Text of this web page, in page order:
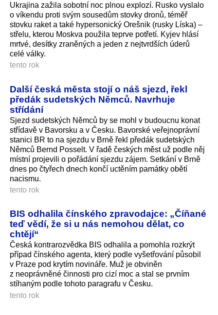
Ukrajina zažila sobotní noc plnou explozí. Rusko vyslalo
o víkendu proti svým sousedům stovky dronů, téměř
stovku raket a také hypersonický Orešnik (rusky Líska) –
střelu, kterou Moskva použila teprve potřetí. Kyjev hlásí
mrtvé, desítky zraněných a jeden z nejtvrdších úderů
celé války.
tento rok
Další česká města stojí o náš sjezd, řekl
předák sudetských Němců. Navrhuje
střídání
Sjezd sudetských Němců by se mohl v budoucnu konat
střídavě v Bavorsku a v Česku. Bavorské veřejnoprávní
stanici BR to na sjezdu v Brně řekl předák sudetských
Němců Bernd Posselt. V řadě českých měst už podle něj
místní projevili o pořádání sjezdu zájem. Setkání v Brně
dnes po čtyřech dnech končí uctěním památky obětí
nacismu.
tento rok
BIS odhalila čínského zpravodajce: „Číňané
teď vědí, že si u nás nemohou dělat, co
chtějí“
Česká kontrarozvědka BIS odhalila a pomohla rozkrýt
případ čínského agenta, který podle vyšetřování působil
v Praze pod krytím novináře. Muž je obviněn
z neoprávněné činnosti pro cizí moc a stal se prvním
stíhaným podle tohoto paragrafu v Česku.
tento rok